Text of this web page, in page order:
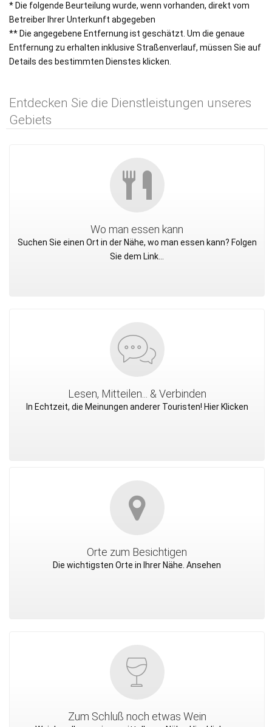
* Die folgende Beurteilung wurde, wenn vorhanden, direkt vom
Betreiber Ihrer Unterkunft abgegeben
** Die angegebene Entfernung ist geschätzt. Um die genaue
Entfernung zu erhalten inklusive Straßenverlauf, müssen Sie auf
Details des bestimmten Dienstes klicken.
Entdecken Sie die Dienstleistungen unseres
Gebiets
Wo man essen kann
Suchen Sie einen Ort in der Nähe, wo man essen kann? Folgen
Sie dem Link...
Lesen, Mitteilen... & Verbinden
In Echtzeit, die Meinungen anderer Touristen! Hier Klicken
Orte zum Besichtigen
Die wichtigsten Orte in Ihrer Nähe. Ansehen
Zum Schluß noch etwas Wein